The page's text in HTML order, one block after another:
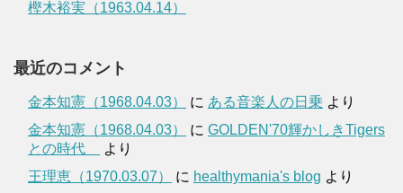
樫木裕実（1963.04.14）
最近のコメント
金本知憲（1968.04.03） に ある音楽人の日乗 より
金本知憲（1968.04.03）
に GOLDEN'70輝かしきTigers
との時代
より
王理恵（1970.03.07）
に healthymania's blog より